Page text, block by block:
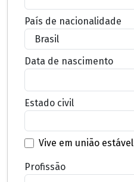
País de nacionalidade
Data de nascimento
Estado civil
Vive em união estável
Profissão